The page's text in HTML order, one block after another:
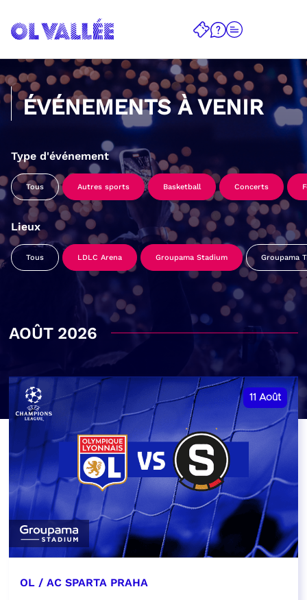
ÉVÉNEMENTS À VENIR
Type d'événement
Tous Autres sports Basketball Concerts
Lieux
Tous LDLC Arena Groupama Stadium Groupama
AOÛT 2026
11 Août
OL / AC SPARTA PRAHA